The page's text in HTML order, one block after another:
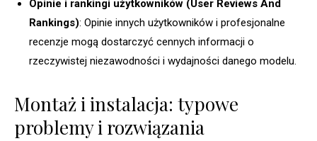
Opinie i rankingi użytkowników (User Reviews And
Rankings): Opinie innych użytkowników i profesjonalne
recenzje mogą dostarczyć cennych informacji o
rzeczywistej niezawodności i wydajności danego modelu.
Montaż i instalacja: typowe
problemy i rozwiązania